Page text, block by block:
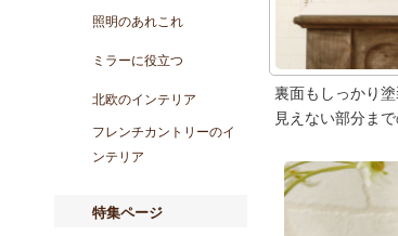
照明のあれこれ
ミラーに役立つ
北欧のインテリア
フレンチカントリーのイ
ンテリア
特集ページ
裏面もしっかり塗
見えない部分まで